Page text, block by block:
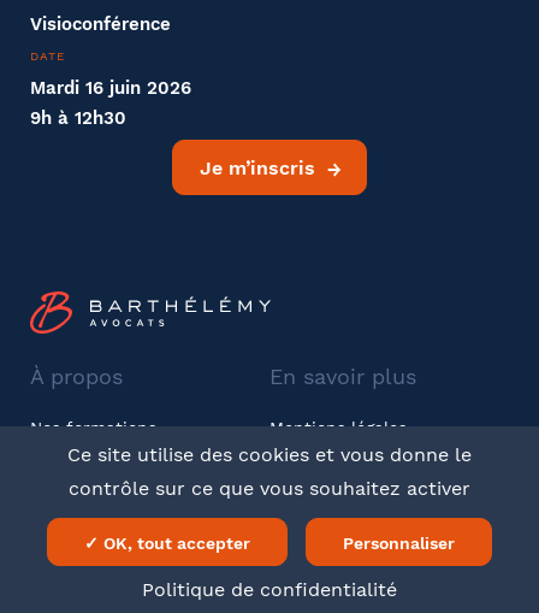
Visioconférence
DATE
Mardi 16 juin 2026
9h à 12h30
Je m’inscris
À propos
Nos formations
Barthélémy Avocats
En savoir plus
Mentions légales
CGV
LinkedIn
Ce site utilise des cookies et vous donne le
contrôle sur ce que vous souhaitez activer
✓ OK, tout accepter Personnaliser
Politique de confidentialité